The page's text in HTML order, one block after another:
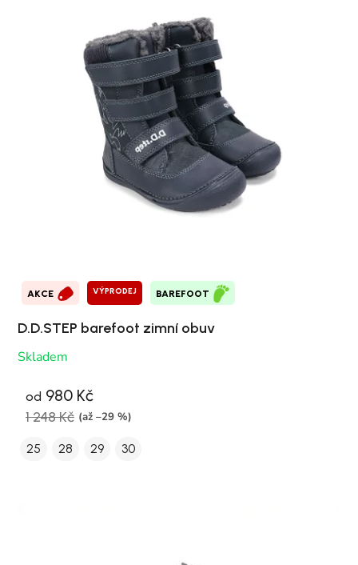
AKCE VÝPRODEJ BAREFOOT
D.D.STEP barefoot zimní obuv
Skladem
od 980 Kč
1 248 Kč (až –29 %)
25 28 29 30